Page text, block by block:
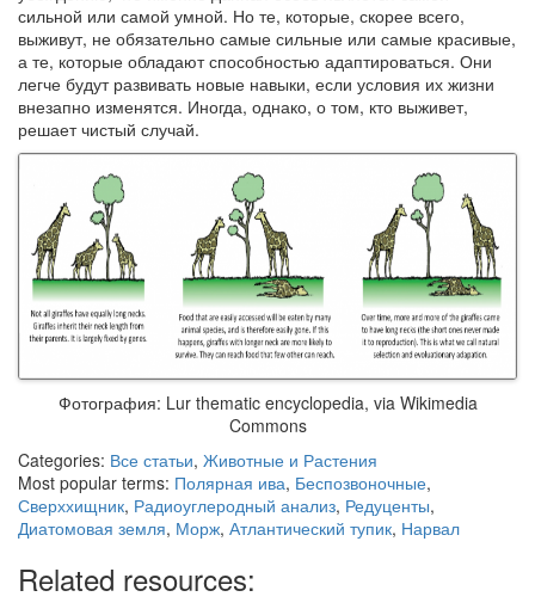
сильной или самой умной. Но те, которые, скорее всего,
выживут, не обязательно самые сильные или самые красивые,
а те, которые обладают способностью адаптироваться. Они
легче будут развивать новые навыки, если условия их жизни
внезапно изменятся. Иногда, однако, о том, кто выживет,
решает чистый случай.
Фотография: Lur thematic encyclopedia, via Wikimedia
Commons
Categories: Все статьи, Животные и Растения
Most popular terms: Полярная ива, Беспозвоночные,
Сверххищник, Радиоуглеродный анализ, Редуценты,
Диатомовая земля, Морж, Атлантический тупик, Нарвал
Related resources: